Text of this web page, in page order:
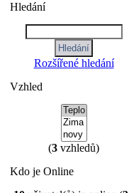
Hledání
Rozšířené hledání
Vzhled
(3 vzhledů)
Kdo je Online